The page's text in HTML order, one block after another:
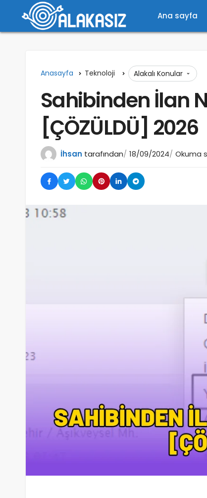
Ana sayfa
Anasayfa Teknoloji Alakalı Konular
Sahibinden İlan
[ÇÖZÜLDÜ] 2026
İhsan tarafından 18/09/2024 Okuma